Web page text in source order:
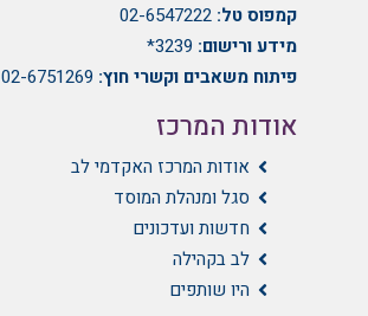
קמפוס טל: 02-6547222
מידע ורישום: 3239*
פיתוח משאבים וקשרי חוץ: 02-6751269
אודות המרכז
אודות המרכז האקדמי לב
סגל ומנהלת המוסד
חדשות ועדכונים
לב בקהילה
היו שותפים